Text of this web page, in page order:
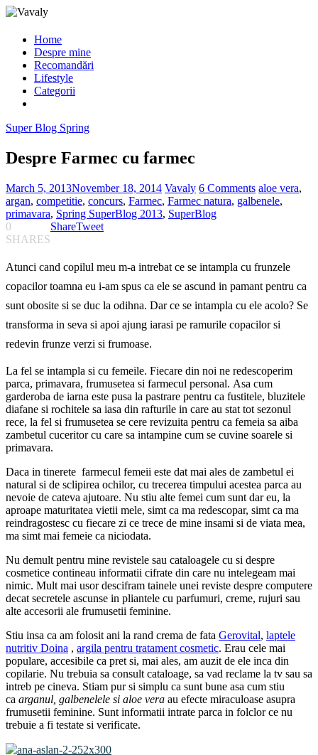
Home
Despre mine
Recomandări
Lifestyle
Categorii
Super Blog Spring
Despre Farmec cu farmec
March 5, 2013November 18, 2014 Vavaly 6 Comments aloe vera,
argan, competitie, concurs, Farmec, Farmec natura, galbenele,
primavara, Spring SuperBlog 2013, SuperBlog
0
SHARES
ShareTweet
Atunci cand copilul meu m-a intrebat ce se intampla cu frunzele
copacilor toamna eu i-am spus ca ele se ascund in pamant pentru ca
sunt obosite si se duc la odihna. Dar ce se intampla cu ele acolo? Se
transforma in seva si apoi ajung iarasi pe ramurile copacilor si
redevin frunze verzi si frumoase.
La fel se intampla si cu femeile. Fiecare din noi ne redescoperim
parca, primavara, frumusetea si farmecul personal. Asa cum
garderoba de iarna este pusa la pastrare pentru ca fustitele, bluzitele
diafane si rochitele sa iasa din rafturile in care au stat tot sezonul
rece, la fel si frumusetea se cere revizuita pentru ca femeia sa aiba
zambetul cuceritor cu care sa intampine cum se cuvine soarele si
primavara.
Daca in tinerete farmecul femeii este dat mai ales de zambetul ei
natural si de sclipirea ochilor, cu trecerea timpului acestea parca au
nevoie de cateva ajutoare. Nu stiu alte femei cum sunt dar eu, la
aproape maturitatea vietii mele, simt ca ma redescopar, simt ca ma
reindragostesc cu fiecare zi ce trece de mine insami si de viata mea,
ma simt mai femeie ca niciodata.
Nu demult pentru mine revistele sau cataloagele cu si despre
cosmetice contineau informatii cifrate din care nu intelegeam mai
nimic. Mult mai usor descifram tainele unei reviste despre computere
decat secretele ascunse in pliantele cu parfumuri, creme, rujuri sau
alte accesorii ale frumusetii feminine.
Stiu insa ca am folosit ani la rand crema de fata Gerovital, laptele
nutritiv Doina , argila pentru tratament cosmetic. Erau cele mai
populare, accesibile ca pret si, mai ales, am auzit de ele inca din
copilarie. Nu trebuia sa consult cataloage, sa vad reclame la tv sau sa
intreb pe cineva. Stiam pur si simplu ca sunt bune asa cum stiu
ca arganul, galbenelele si aloe vera au efecte miraculoase asupra
frumusetii feminine. Sunt informatii intrate parca in folclor ce nu
trebuie a fi testate si verificate.